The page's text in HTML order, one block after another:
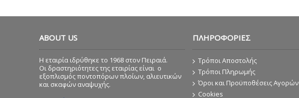
ABOUT US
Η εταιρία ιδρύθηκε το 1968 στον Πειραιά.
Οι δραστηριότητες της εταιρίας είναι ο
εξοπλισμός ποντοπόρων πλοίων, αλιευτικών
και σκαφών αναψυχής.
ΠΛΗΡΟΦΟΡΊΕΣ
Τρόποι Αποστολής
Τρόποι Πληρωμής
Όροι και Προϋποθέσεις Αγορών
Cookies